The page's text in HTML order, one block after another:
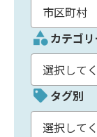
カテゴ
タグ別